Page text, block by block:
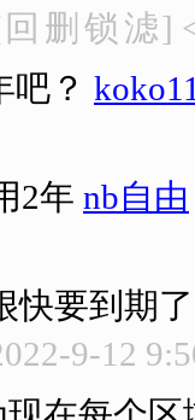
回 删 锁 滤]
吧？
2年 nb自由
快要到期
9-12